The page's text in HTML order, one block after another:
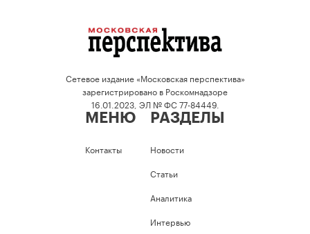
Сетевое издание «Московская перспектива»
зарегистрировано в Роскомнадзоре
16.01.2023, ЭЛ № ФС 77-84449.
МЕНЮ
Контакты
РАЗДЕЛЫ
Новости
Статьи
Аналитика
Интервью